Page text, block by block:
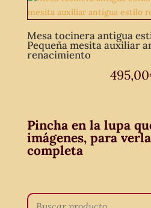
Mesa tocinera antigua
Pequeña mesita auxiliar
renacimiento
495,00
Pincha en la lupa
imágenes, para
completa